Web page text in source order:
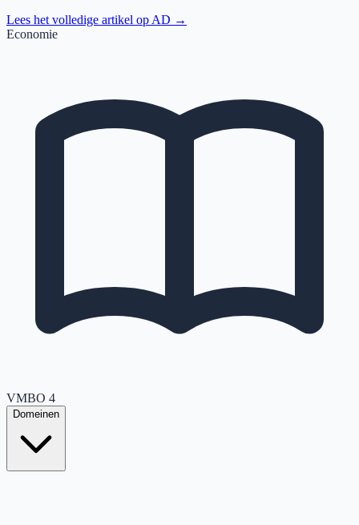
Lees het volledige artikel op AD →
Economie
VMBO 4
Domeinen